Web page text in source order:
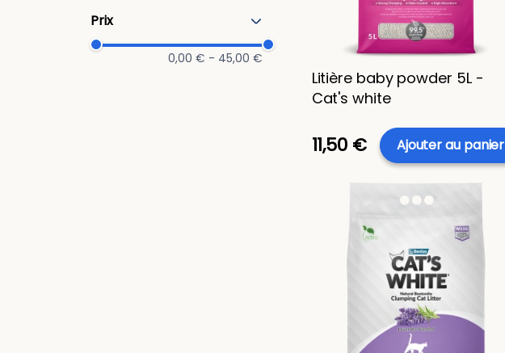
Prix
0,00 € - 45,00 €
Litière baby powder 5L -
Cat's white
11,50 € Ajouter au panier